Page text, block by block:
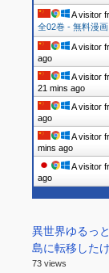
A visitor
全02巻 - 無料漫画
A visitor
ago
A visitor
21 mins ago
A visitor
ago
A visitor
mins ago
A visitor
ago
異世界ゆるっ
島に転移した
73 views